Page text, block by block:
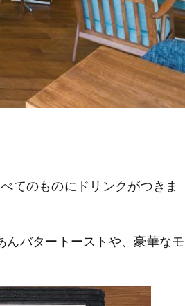
てのものにドリンクがつきま
バタートーストや、豪華なモ